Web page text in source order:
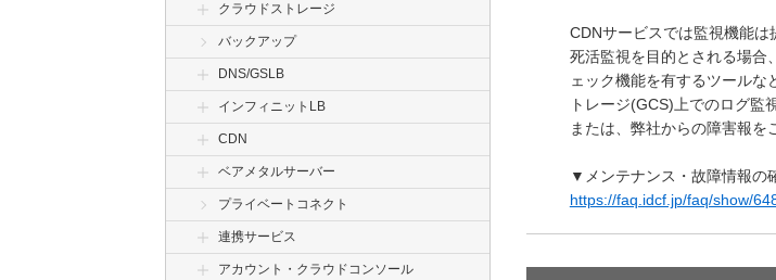
クラウドストレージ
バックアップ
DNS/GSLB
インフィニットLB
CDN
ベアメタルサーバー
プライベートコネクト
連携サービス
アカウント・クラウドコンソール
CDNサービスでは監視機能は
死活監視を目的とされる場合
ェック機能を有するツール
トレージ(GCS)上でのログ監
または、弊社からの障害報を
▼メンテナンス・故障情報の
https://faq.idcf.jp/faq/show/